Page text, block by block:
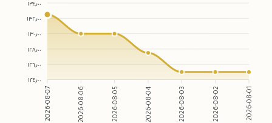
١٣٤٫٠٠
١٣٢٫٠٠
١٣٠٫٠٠
١٢٨٫٠٠
١٢٦٫٠٠
١٢٤٫٠٠
2026-08-07 2026-08-06 2026-08-05 2026-08-04 2026-08-03 2026-08-02 2026-08-01